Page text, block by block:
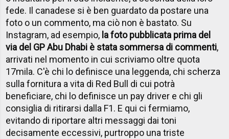
fede. Il canadese si è ben guardato da postare una
foto o un commento, ma ciò non è bastato. Su
Instagram, ad esempio, la foto pubblicata prima del
via del GP Abu Dhabi è stata sommersa di commenti,
arrivati nel momento in cui scriviamo oltre quota
17mila. C'è chi lo definisce una leggenda, chi scherza
sulla fornitura a vita di Red Bull di cui potrà
beneficiare, chi lo definisce un pay driver e chi gli
consiglia di ritirarsi dalla F1. E qui ci fermiamo,
evitando di riportare altri messaggi dai toni
decisamente eccessivi, purtroppo una triste